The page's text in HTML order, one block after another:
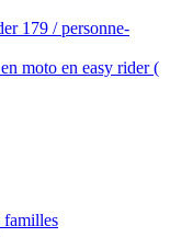
179 / personne-
moto en easy rider (
familles